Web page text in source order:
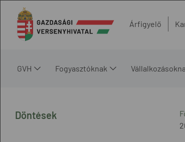
Árfigyelő
GVH Fogyasztóknak
Döntések